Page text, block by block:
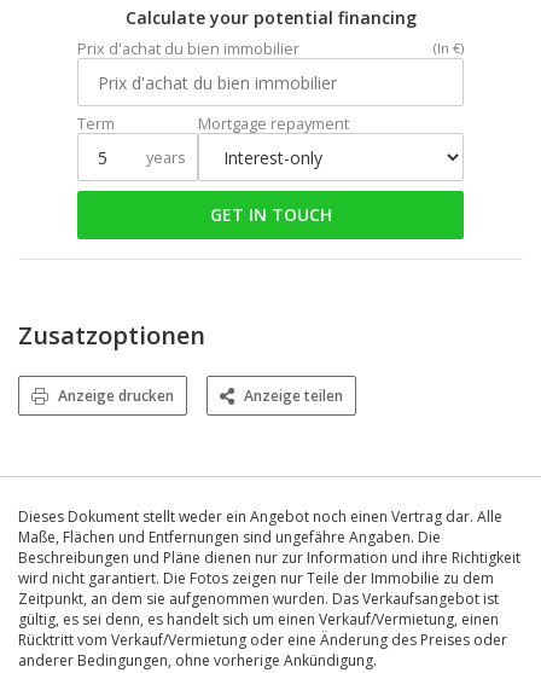
Calculate your potential financing
Prix d'achat du bien immobilier (In €)
Term
years
Mortgage repayment
GET IN TOUCH
Zusatzoptionen
Anzeige drucken Anzeige teilen
Dieses Dokument stellt weder ein Angebot noch einen Vertrag dar. Alle
Maße, Flächen und Entfernungen sind ungefähre Angaben. Die
Beschreibungen und Pläne dienen nur zur Information und ihre Richtigkeit
wird nicht garantiert. Die Fotos zeigen nur Teile der Immobilie zu dem
Zeitpunkt, an dem sie aufgenommen wurden. Das Verkaufsangebot ist
gültig, es sei denn, es handelt sich um einen Verkauf/Vermietung, einen
Rücktritt vom Verkauf/Vermietung oder eine Änderung des Preises oder
anderer Bedingungen, ohne vorherige Ankündigung.